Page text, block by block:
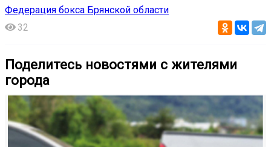
Федерация бокса Брянской области
32
Поделитесь новостями с жителями
города